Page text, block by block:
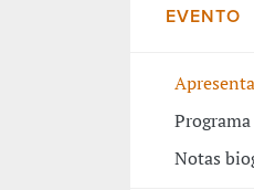
EVENTO
Programa
Notas